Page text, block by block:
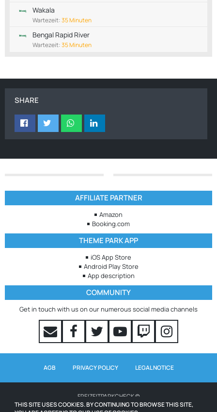
Wakala
Wartezeit:35 Minuten
Bengal Rapid River
Wartezeit:35 Minuten
SHARE
AFFILIATE PARTNER
Amazon
Booking.com
THEME PARK APP
iOS App Store
Android Play Store
App description
COMMUNITY
Get in touch with us on our numerous social media channels
AGB PRIVACY POLICY LEGAL NOTICE
FREIZEITPARKCHECK ©
THIS SITE USES COOKIES. BY CONTINUING TO BROWSE THIS SITE,